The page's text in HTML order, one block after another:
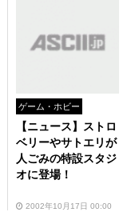
ゲーム・ホビー
【ニュース】ストロ
ベリーやサトエリが
人ごみの特設スタジ
オに登場！
2002年10月17日 00:00